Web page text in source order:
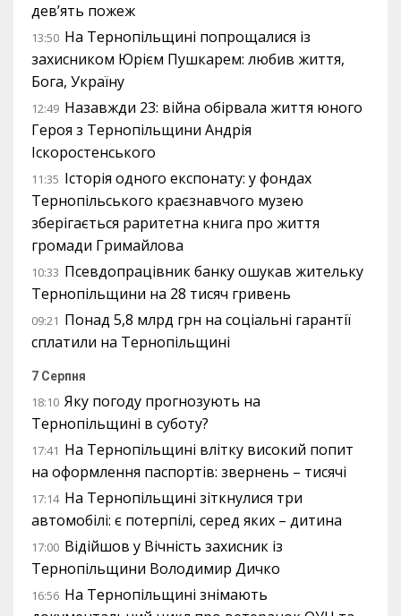
дев’ять пожеж
13:50 На Тернопільщині попрощалися із
захисником Юрієм Пушкарем: любив життя,
Бога, Україну
12:49 Назавжди 23: війна обірвала життя юного
Героя з Тернопільщини Андрія
Іскоростенського
11:35 Історія одного експонату: у фондах
Тернопільського краєзнавчого музею
зберігається раритетна книга про життя
громади Гримайлова
10:33 Псевдопрацівник банку ошукав жительку
Тернопільщини на 28 тисяч гривень
09:21 Понад 5,8 млрд грн на соціальні гарантії
сплатили на Тернопільщині
7 Серпня
18:10 Яку погоду прогнозують на
Тернопільщині в суботу?
17:41 На Тернопільщині влітку високий попит
на оформлення паспортів: звернень – тисячі
17:14 На Тернопільщині зіткнулися три
автомобілі: є потерпілі, серед яких – дитина
17:00 Відійшов у Вічність захисник із
Тернопільщини Володимир Дичко
16:56 На Тернопільщині знімають